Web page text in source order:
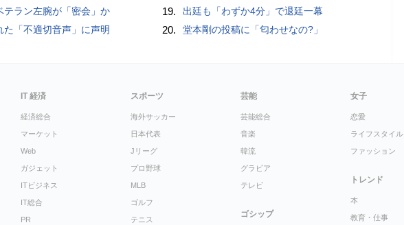
テラン左腕が「密会」か
た「不適切音声」に声明
19. 出廷も「わずか4分」で退廷一幕
20. 堂本剛の投稿に「匂わせなの?」
IT 経済
経済総合
マーケット
Web
ガジェット
ITビジネス
IT総合
PR
スポーツ
海外サッカー
日本代表
Jリーグ
プロ野球
MLB
ゴルフ
テニス
芸能
芸能総合
音楽
韓流
グラビア
テレビ
ゴシップ
女子
恋愛
ライフスタイル
ファッション
トレンド
本
教育・仕事